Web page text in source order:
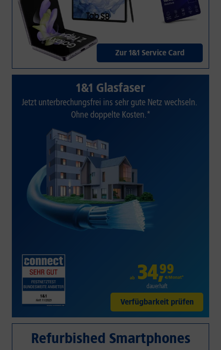
Zur 1&1 Service Card
1&1 Glasfaser
Jetzt unterbrechungsfrei ins sehr gute Netz wechseln.
Ohne doppelte Kosten.*
ab 34,99
€/Monat*
dauerhaft
Verfügbarkeit prüfen
Refurbished Smartphones